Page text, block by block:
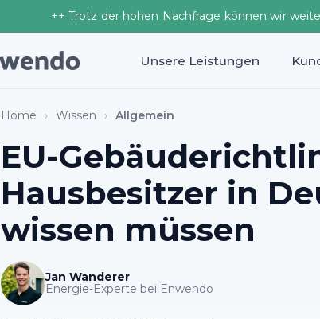
++ Trotz der hohen Nachfrage können wir
Unsere Leistungen
Home › Wissen › Allgemein
EU-
Hausbesitzer in
wissen müssen
Jan Wanderer
Energie-Experte bei Enwendo